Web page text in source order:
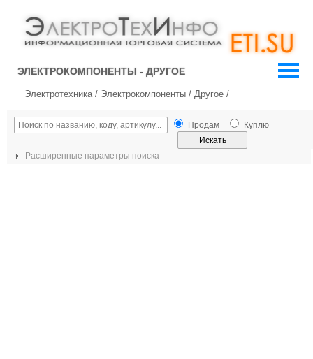
ЭЛЕКТРОКОМПОНЕНТЫ - ДРУГОЕ
Электротехника/ Электрокомпоненты / Другое /
Продам Куплю
Расширенные параметры поиска